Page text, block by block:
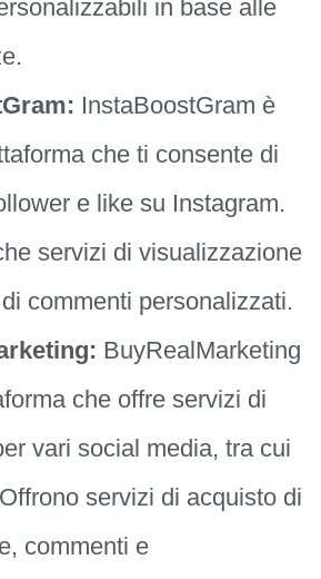
in base alle
InstaBoostGram è
che ti consente di
e like su Instagram.
servizi di visualizzazione
commenti personalizzati.
BuyRealMarketing
che offre servizi di
vari social media, tra cui
servizi di acquisto di
commenti e